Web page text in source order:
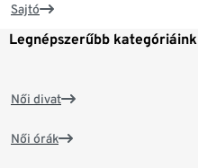
Sajtó
Legnépszerűbb kategóriáink
Női divat
Női órák